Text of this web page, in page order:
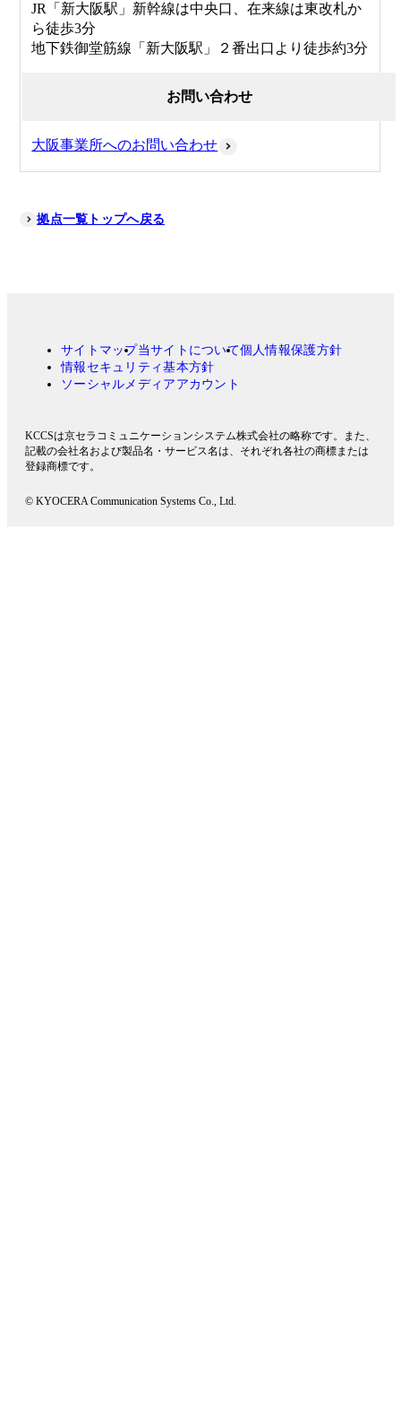
JR「新大阪駅」新幹線は中央口、在来線は東改札か
ら徒歩3分
地下鉄御堂筋線「新大阪駅」２番出口より徒歩約3分
お問い合わせ
大阪事業所へのお問い合わせ
拠点一覧トップへ戻る
サイトマップ当サイトについて個人情報保護方針
情報セキュリティ基本方針
ソーシャルメディアアカウント
KCCSは京セラコミュニケーションシステム株式会社の略称です。また、
記載の会社名および製品名・サービス名は、それぞれ各社の商標または
登録商標です。
© KYOCERA Communication Systems Co., Ltd.